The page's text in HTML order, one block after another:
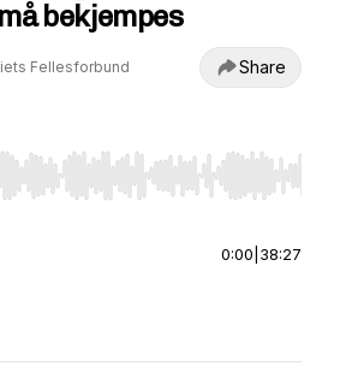
bekjempes
Fellesforbund Share
Right to seek, Home/End to jump to
0:00 38:27